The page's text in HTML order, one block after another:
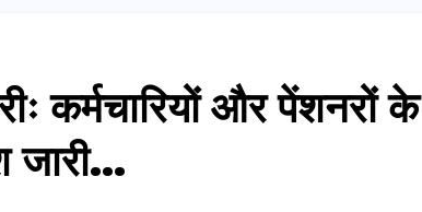
कर्मचारियों और पेंशनरों के